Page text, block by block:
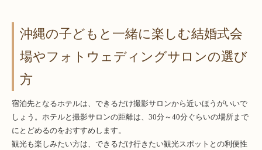
沖縄の子どもと一緒に楽しむ結婚式会
場やフォトウェディングサロンの選び
方
宿泊先となるホテルは、できるだけ撮影サロンから近いほうがいいで
しょう。ホテルと撮影サロンの距離は、30分～40分ぐらいの場所まで
にとどめるのをおすすめします。
観光も楽しみたい方は、できるだけ行きたい観光スポットとの利便性